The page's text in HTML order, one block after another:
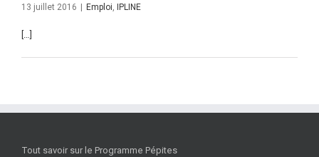
13 juillet 2016 Emploi, IPLINE
[…]
Tout savoir sur le Programme Pépites